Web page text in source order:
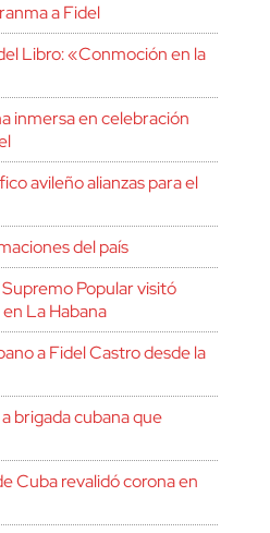
a Fidel
Libro: «Conmoción en la
inmersa en celebración
avileño alianzas para el
del país
Popular visitó
La Habana
a Fidel Castro desde la
brigada cubana que
Cuba revalidó corona en